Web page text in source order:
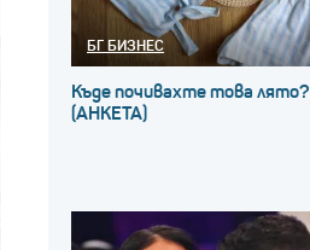
БГ БИЗНЕС
Къде почивахте това лято?
(АНКЕТА)